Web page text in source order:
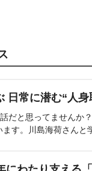
日常に潜む“人
だと思ってませんか
す。川島海荷さんと